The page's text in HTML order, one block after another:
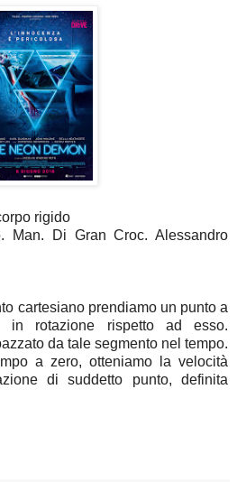
rigido
Man. Di Gran Croc. Alessandro
cartesiano prendiamo un punto a
rotazione rispetto ad esso.
da tale segmento nel tempo.
a zero, otteniamo la velocità
di suddetto punto, definita